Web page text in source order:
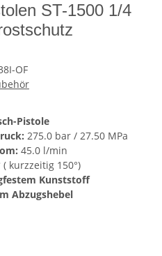
ST-1500 1/4
OF
Pistole
275.0 bar / 27.50 MPa
45.0 l/min
( kurzzeitig 150°)
Kunststoff
Abzugshebel